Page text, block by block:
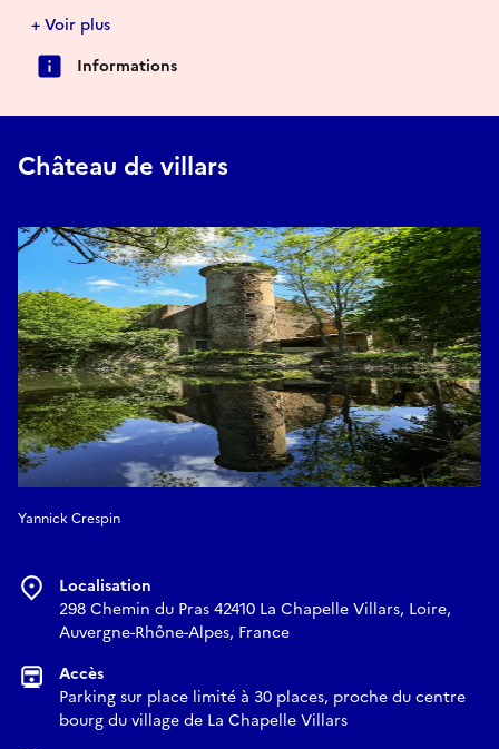
transportant petits et grands à l’époque des chevaliers. Les
visiteurs pourront ainsi découvrir l’univers médiéval de
manière ludique et interactive, au cœur même d’un site
Entre patrimoine architectural, reconstitution historique et
exceptionnelle promet une expérience unique, mêlant
+ Voir plus
Informations
Château de villars
Yannick Crespin
Localisation
298 Chemin du Pras 42410 La Chapelle Villars, Loire,
Auvergne-Rhône-Alpes, France
Accès
Parking sur place limité à 30 places, proche du centre
bourg du village de La Chapelle Villars